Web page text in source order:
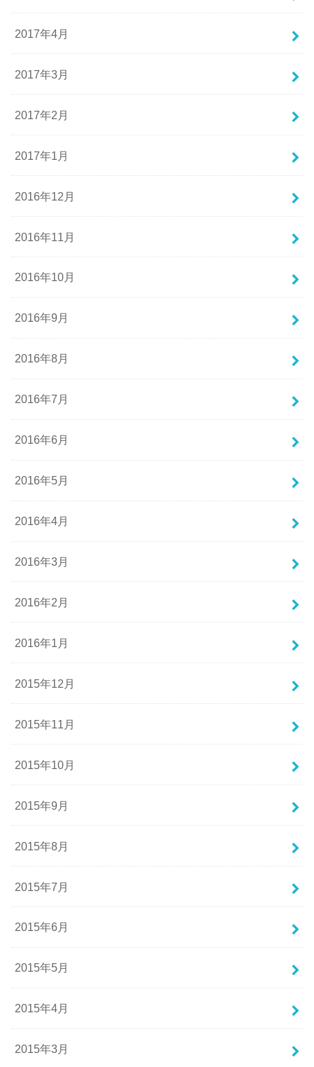
2017年4月
2017年3月
2017年2月
2017年1月
2016年12月
2016年11月
2016年10月
2016年9月
2016年8月
2016年7月
2016年6月
2016年5月
2016年4月
2016年3月
2016年2月
2016年1月
2015年12月
2015年11月
2015年10月
2015年9月
2015年8月
2015年7月
2015年6月
2015年5月
2015年4月
2015年3月